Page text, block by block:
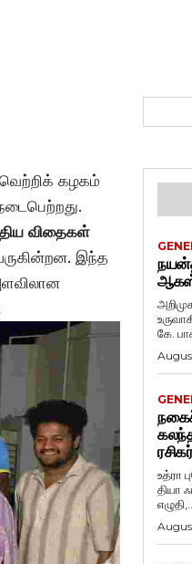
வெற்றிக் கழகம்
விதைகள்
இந்த
கே.
உத்ரா
தியா
எழுதி,...